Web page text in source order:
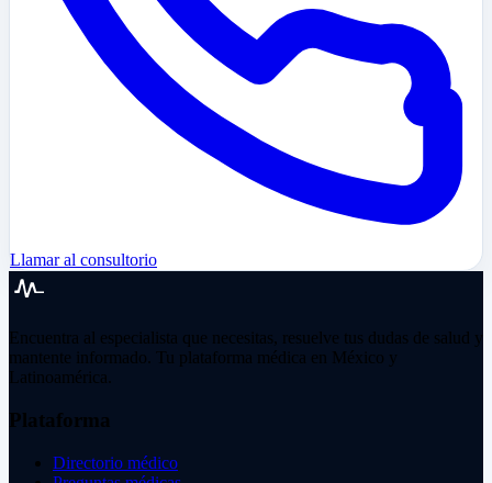
Llamar al consultorio
Encuentra al especialista que necesitas, resuelve tus dudas de salud y
mantente informado. Tu plataforma médica en México y
Latinoamérica.
Plataforma
Directorio médico